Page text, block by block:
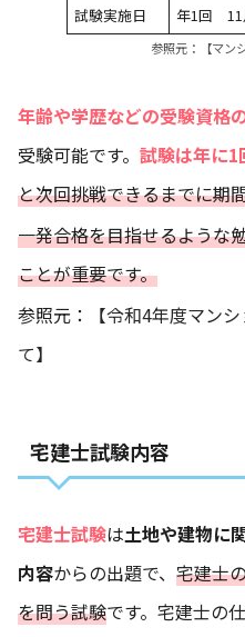
試験実施日
年1回 11
参照元： 【マン
年齢や学歴などの受験資格
受験可能です。 試験は年に1
と次回挑戦できるまでに期
一発合格を目指せるような
ことが重要です。
参照元：
【令和4年度マン
て】
宅建士試験内容
宅建士試験は土地や建物に
内容からの出題で、 宅建士
を問う試験です。宅建士の